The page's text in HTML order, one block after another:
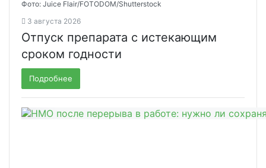
Фото: Juice Flair/FOTODOM/Shutterstoсk
3 августа 2026
Отпуск препарата с истекающим
сроком годности
Подробнее